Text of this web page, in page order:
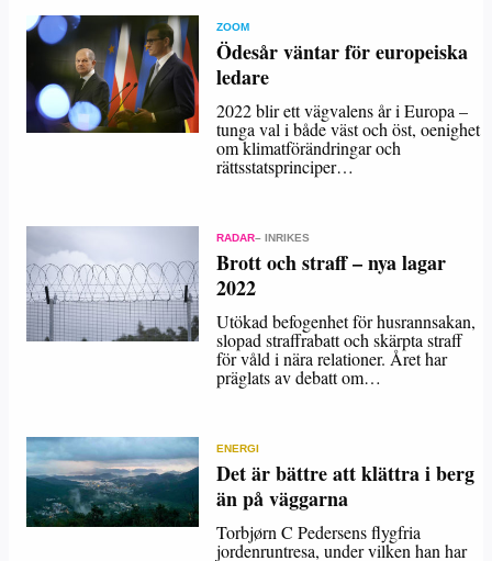
ZOOM
Ödesår väntar för europeiska
ledare
2022 blir ett vägvalens år i Europa –
tunga val i både väst och öst, oenighet
om klimatförändringar och
rättsstatsprinciper…
RADAR– INRIKES
Brott och straff – nya lagar
2022
Utökad befogenhet för husrannsakan,
slopad straffrabatt och skärpta straff
för våld i nära relationer. Året har
präglats av debatt om…
ENERGI
Det är bättre att klättra i berg
än på väggarna
Torbjørn C Pedersens flygfria
jordenruntresa, under vilken han har